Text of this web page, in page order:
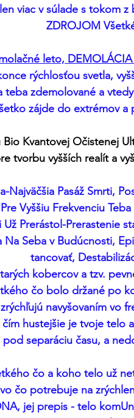
viac v súlade s tokom
ZDROJOM
leto, DEMOLÁCIA
rýchlosťou svetla,
teba zdemolované a
zájde do extrémov
Kvantovej Očistenej
tvorbu vyšších realít a
Najväčšia Pasáž Smrti,
Vyššiu Frekvenciu
Už Prerástol-Prerastenie
Na Seba v Budúcnosti,
tancovať,
kobercov a tzv.
čo bolo držané po
navyšovaním vo
hustejšie je tvoje telo
pod separáciu času, a
čo a koho telo už
čo potrebuje na
jej prepis - telo